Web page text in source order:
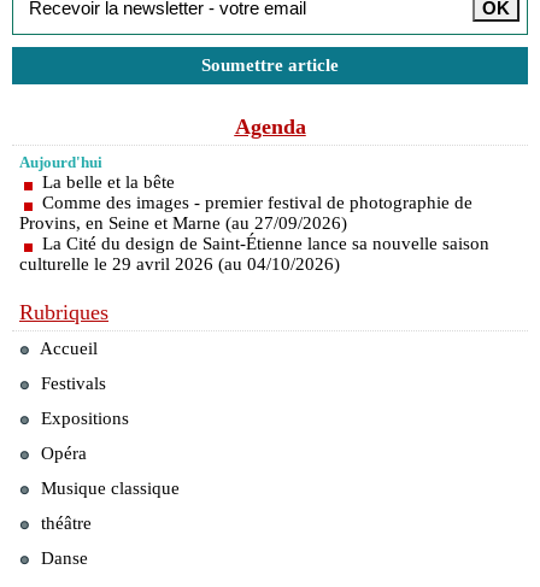
Soumettre article
Agenda
Aujourd'hui
La belle et la bête
Comme des images - premier festival de photographie de
Provins, en Seine et Marne (au 27/09/2026)
La Cité du design de Saint-Étienne lance sa nouvelle saison
culturelle le 29 avril 2026 (au 04/10/2026)
Rubriques
Accueil
Festivals
Expositions
Opéra
Musique classique
théâtre
Danse